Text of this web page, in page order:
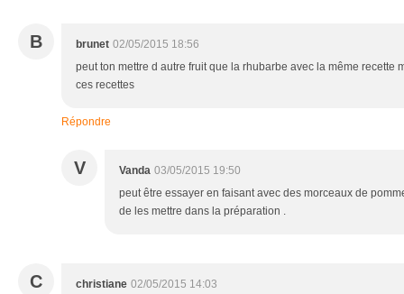
B brunet 02/05/2015 18:56
peut ton mettre d autre fruit que la rhubarbe avec la même recette
ces recettes
Répondre
V Vanda 03/05/2015 19:50
peut être essayer en faisant avec des morceaux de
de les mettre dans la préparation .
C christiane 02/05/2015 14:03